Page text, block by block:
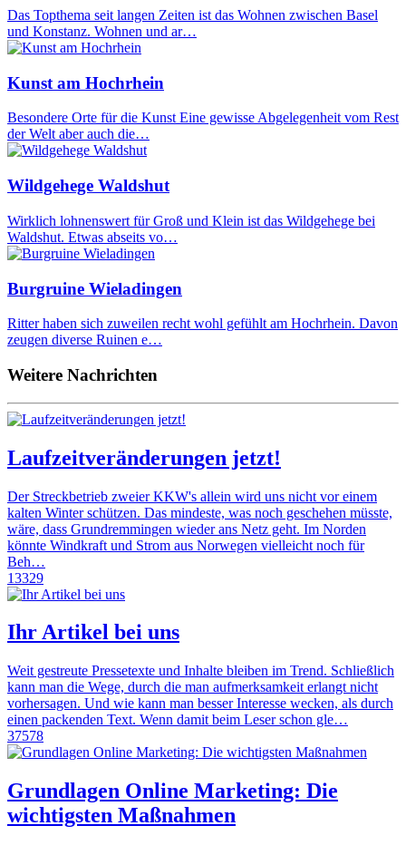
Das Topthema seit langen Zeiten ist das Wohnen zwischen Basel
und Konstanz. Wohnen und ar…
Kunst am Hochrhein
Besondere Orte für die Kunst Eine gewisse Abgelegenheit vom Rest
der Welt aber auch die…
Wildgehege Waldshut
Wirklich lohnenswert für Groß und Klein ist das Wildgehege bei
Waldshut. Etwas abseits vo…
Burgruine Wieladingen
Ritter haben sich zuweilen recht wohl gefühlt am Hochrhein. Davon
zeugen diverse Ruinen e…
Weitere Nachrichten
Laufzeitveränderungen jetzt!
Der Streckbetrieb zweier KKW's allein wird uns nicht vor einem
kalten Winter schützen. Das mindeste, was noch geschehen müsste,
wäre, dass Grundremmingen wieder ans Netz geht. Im Norden
könnte Windkraft und Strom aus Norwegen vielleicht noch für
Beh…
13329
Ihr Artikel bei uns
Weit gestreute Pressetexte und Inhalte bleiben im Trend. Schließlich
kann man die Wege, durch die man aufmerksamkeit erlangt nicht
vorhersagen. Und wie kann man besser Interesse wecken, als durch
einen packenden Text. Wenn damit beim Leser schon gle…
37578
Grundlagen Online Marketing: Die
wichtigsten Maßnahmen